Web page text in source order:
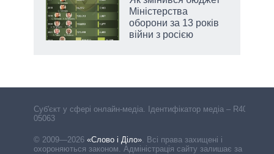
Міністерства
оборони за 13 років
війни з росією
Cуб'єкт у сфері онлайн-медіа. Ідентифікатор медіа – R40-
05063
© 2009—2026 «Слово і Діло» Всі права захищені і
охороняються законом. Адміністрація сайту залишає за